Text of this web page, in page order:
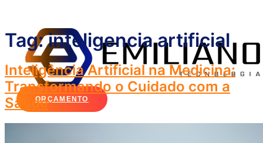
o
conteúdo
ORÇAMENTO
Tag:inteligencia artificial
Inteligência Artificial na Medicina:
Transformando o Cuidado com a
Saúde